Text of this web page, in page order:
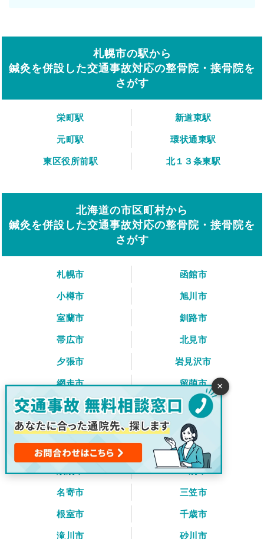
札幌市の駅から
鍼灸を併設した交通事故対応の整骨院・接骨院を
さがす
栄町駅
新道東駅
元町駅
環状通東駅
東区役所前駅
北１３条東駅
北海道の市区町村から
鍼灸を併設した交通事故対応の整骨院・接骨院を
さがす
札幌市
函館市
小樽市
旭川市
室蘭市
釧路市
帯広市
北見市
夕張市
岩見沢市
網走市
留萌市
苫小牧市
稚内市
美唄市
芦別市
江別市
赤平市
紋別市
士別市
名寄市
三笠市
根室市
千歳市
滝川市
砂川市
×